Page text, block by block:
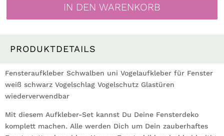
weiß
Vogelschlag
Vogelschutz
Glastüren
Menge
IN DEN WARENKORB
PRODUKTDETAILS
Fensteraufkleber Schwalben uni Vogelaufkleber für Fenster
weiß schwarz Vogelschlag Vogelschutz Glastüren
wiederverwendbar
Mit diesem Aufkleber-Set kannst Du Deine Fensterdeko
komplett machen. Alle werden Dich um Dein zauberhaftes